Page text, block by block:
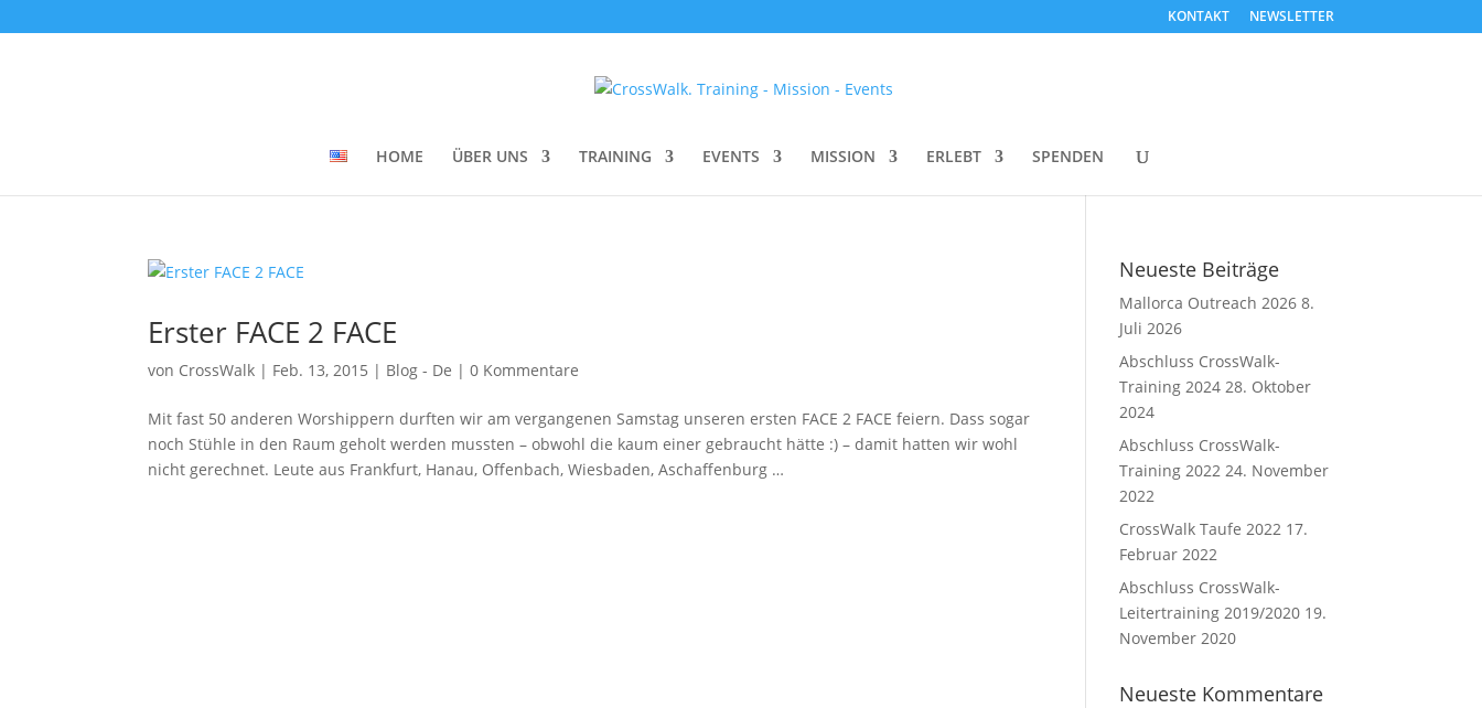
KONTAKT NEWSLETTER
HOME ÜBER UNS TRAINING EVENTS MISSION ERLEBT SPENDEN
Erster FACE 2 FACE
von CrossWalk | Feb. 13, 2015 | Blog - De |0 Kommentare
Mit fast 50 anderen Worshippern durften wir am vergangenen Samstag unseren ersten FACE 2 FACE feiern. Dass sogar
noch Stühle in den Raum geholt werden mussten – obwohl die kaum einer gebraucht hätte :) – damit hatten wir wohl
nicht gerechnet. Leute aus Frankfurt, Hanau, Offenbach, Wiesbaden, Aschaffenburg …
Neueste Beiträge
Mallorca Outreach 2026 8.
Juli 2026
Abschluss CrossWalk-
Training 2024 28. Oktober
2024
Abschluss CrossWalk-
Training 2022 24. November
2022
CrossWalk Taufe 2022 17.
Februar 2022
Abschluss CrossWalk-
Leitertraining 2019/2020 19.
November 2020
Neueste Kommentare